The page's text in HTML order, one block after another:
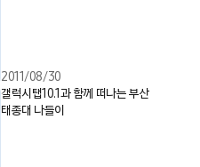
2011/08/30
갤럭시탭10.1과 함께 떠나는 부산
태종대 나들이